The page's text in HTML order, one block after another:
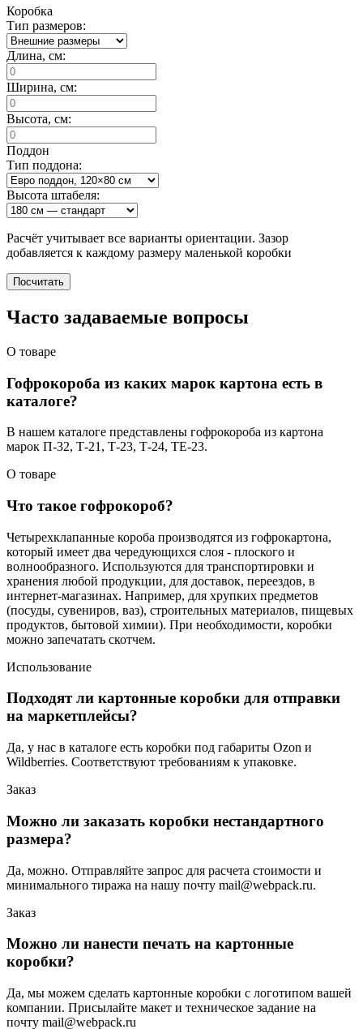
Коробка
Тип размеров:
Длина, см:
Ширина, см:
Высота, см:
Поддон
Тип поддона:
Высота штабеля:
Расчёт учитывает все варианты ориентации. Зазор
добавляется к каждому размеру маленькой коробки
Посчитать
Часто задаваемые вопросы
О товаре
Гофрокороба из каких марок картона есть в
каталоге?
В нашем каталоге представлены гофрокороба из картона
марок П-32, Т-21, Т-23, Т-24, ТЕ-23.
О товаре
Что такое гофрокороб?
Четырехклапанные короба производятся из гофрокартона,
который имеет два чередующихся слоя - плоского и
волнообразного. Используются для транспортировки и
хранения любой продукции, для доставок, переездов, в
интернет-магазинах. Например, для хрупких предметов
(посуды, сувениров, ваз), строительных материалов, пищевых
продуктов, бытовой химии). При необходимости, коробки
можно запечатать скотчем.
Использование
Подходят ли картонные коробки для отправки
на маркетплейсы?
Да, у нас в каталоге есть коробки под габариты Ozon и
Wildberries. Соответствуют требованиям к упаковке.
Заказ
Можно ли заказать коробки нестандартного
размера?
Да, можно. Отправляйте запрос для расчета стоимости и
минимального тиража на нашу почту mail@webpack.ru.
Заказ
Можно ли нанести печать на картонные
коробки?
Да, мы можем сделать картонные коробки с логотипом вашей
компании. Присылайте макет и техническое задание на
почту mail@webpack.ru